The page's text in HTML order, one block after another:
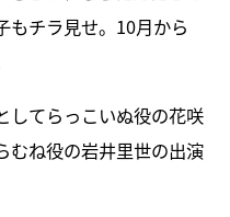
もチラ見せ。10月から
してらっこいぬ役の花咲
むね役の岩井里世の出演